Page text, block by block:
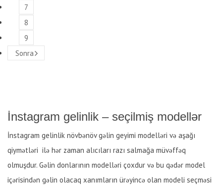
7
8
9
Sonra
İnstagram gelinlik – seçilmiş modellər
İnstagram gelinlik növbənöv gəlin geyimi modelləri və aşağı
qiymətləri ilə hər zaman alıcıları razı salmağa müvəffəq
olmuşdur. Gəlin donlarının modelləri çoxdur və bu qədər model
içərisindən gəlin olacaq xanımların ürəyincə olan modeli seçməsi